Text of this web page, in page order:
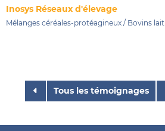
Inosys Réseaux d'élevage
Mélanges céréales-protéagineux / Bovins lait
Tous les témoignages